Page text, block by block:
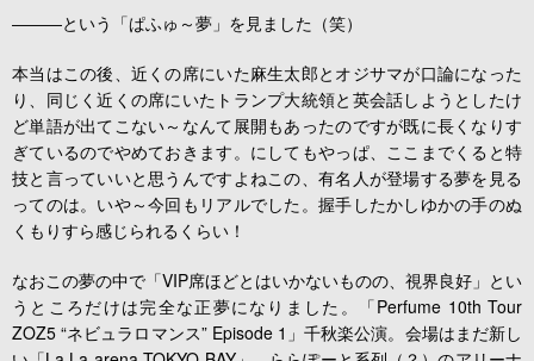
―――という「ぱふゅ～夢」を見ました（笑）
本当はこの後、近くの席にいた麻生太郎とオジサマが口論になった
り、同じく近くの席にいたトランプ大統領と英会話しようとしたけ
ど単語が出てこない～なんて展開もあったのですが既に長くなりす
ぎているのでやめておきます。にしてもやっぱ、ここまでくると特
技と言っていいと思うんですよねこの、有名人が登場する夢を見る
ってのは。いや～今回もリアルでした。握手したかしゆかの手のぬ
くもりすら感じられるくらい！
なおこの夢の中で「VIP席ほどとはいかないものの、視界良好」とい
うところだけは完全な正夢になりました。「Perfume 10th Tour
ZOZ5 “ネビュラロマンス” Episode 1」千秋楽公演。会場はまだ新し